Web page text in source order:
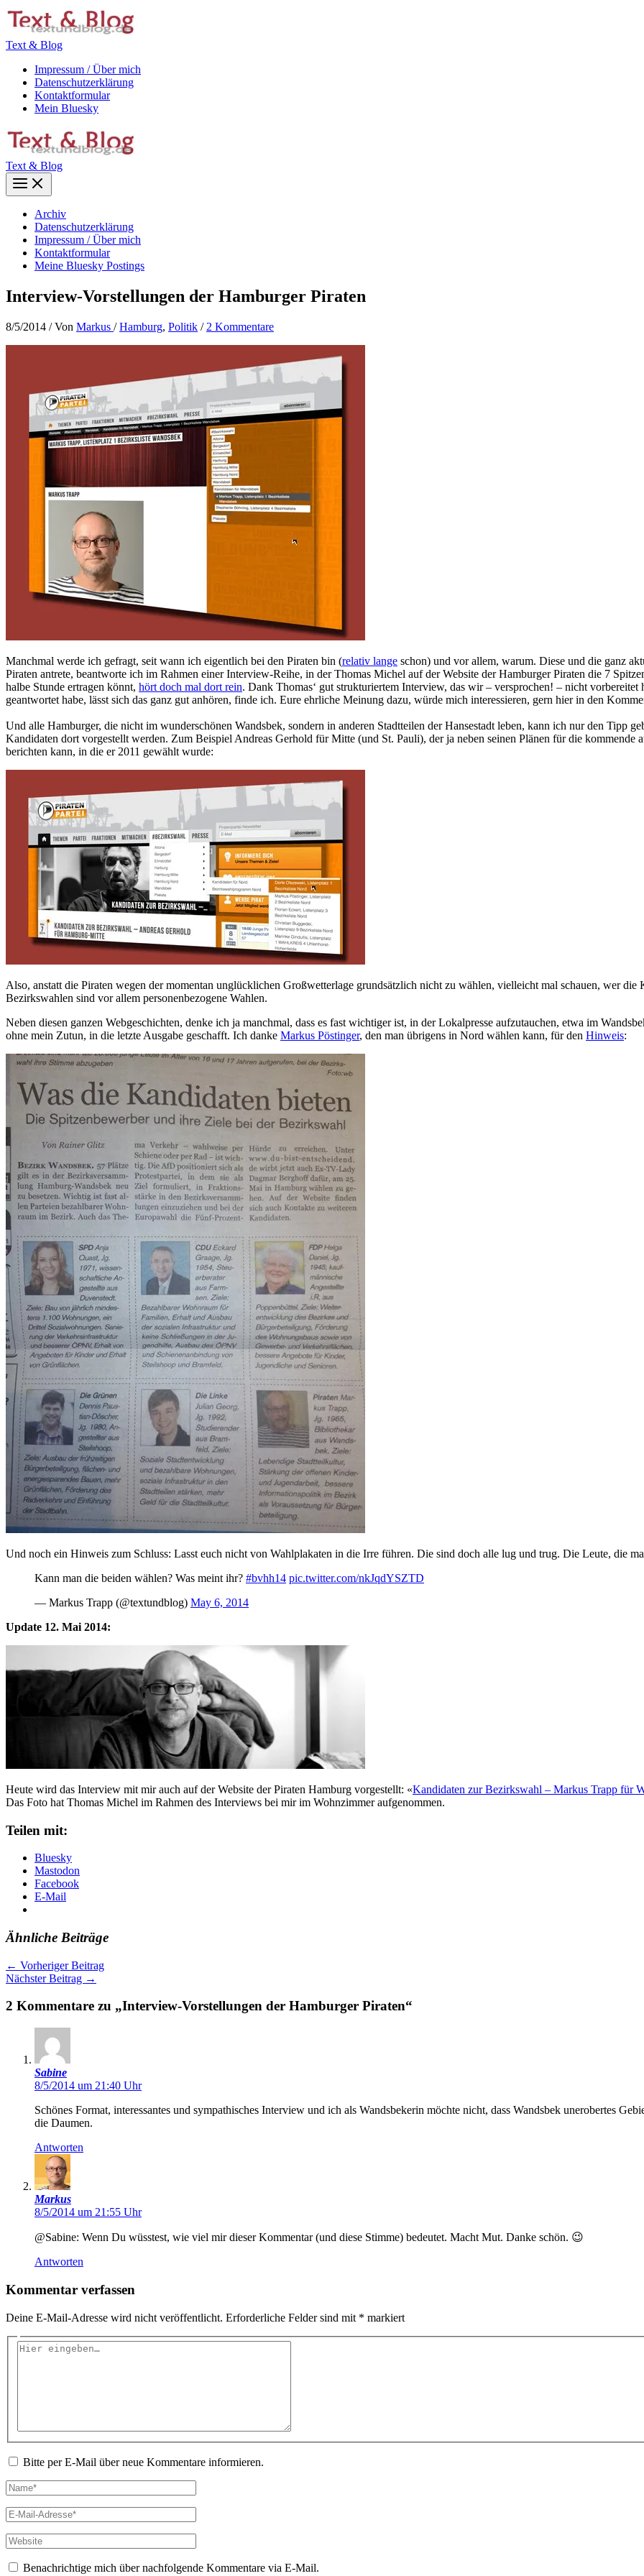
Zum
Inhalt
Text & Blog
Impressum / Über mich
Datenschutzerklärung
Kontaktformular
Mein Bluesky
Text & Blog
Main
Menu
Archiv
Datenschutzerklärung
Impressum / Über mich
Kontaktformular
Meine Bluesky Postings
Interview-Vorstellungen der Hamburger Piraten
8/5/2014 / Von Markus /Hamburg, Politik / 2 Kommentare
Manchmal werde ich gefragt, seit wann ich eigentlich bei den Piraten bin (relativ lange schon) und vor allem, warum. Diese und die ganz
Piraten antrete, beantworte ich im Rahmen einer Interview-Reihe, in der Thomas Michel auf der Website der Hamburger Piraten die 7
halbe Stunde ertragen könnt, hört doch mal dort rein. Dank Thomas‘ gut strukturiertem Interview, das wir – versprochen! – nicht
geantwortet habe, lässt sich das ganz gut anhören, finde ich. Eure ehrliche Meinung dazu, würde mich interessieren, gern hier in den
Und alle Hamburger, die nicht im wunderschönen Wandsbek, sondern in anderen Stadtteilen der Hansestadt leben, kann ich nur den Tipp
Kandidaten dort vorgestellt werden. Zum Beispiel Andreas Gerhold für Mitte (und St. Pauli), der ja neben seinen Plänen für die kommende
berichten kann, in die er 2011 gewählt wurde:
Also, anstatt die Piraten wegen der momentan unglücklichen Großwetterlage grundsätzlich nicht zu wählen, vielleicht mal schauen, wer
Bezirkswahlen sind vor allem personenbezogene Wahlen.
Neben diesen ganzen Webgeschichten, denke ich ja manchmal, dass es fast wichtiger ist, in der Lokalpresse aufzutauchen, etwa im
ohne mein Zutun, in die letzte Ausgabe geschafft. Ich danke Markus Pöstinger, den man übrigens in Nord wählen kann, für den Hinweis:
Und noch ein Hinweis zum Schluss: Lasst euch nicht von Wahlplakaten in die Irre führen. Die sind doch alle lug und trug. Die Leute, die
Kann man die beiden wählen? Was meint ihr? #bvhh14 pic.twitter.com/nkJqdYSZTD
— Markus Trapp (@textundblog) May 6, 2014
Update 12. Mai 2014:
Heute wird das Interview mit mir auch auf der Website der Piraten Hamburg vorgestellt: «Kandidaten zur Bezirkswahl – Markus Trapp für
Das Foto hat Thomas Michel im Rahmen des Interviews bei mir im Wohnzimmer aufgenommen.
Teilen mit:
Bluesky
Mastodon
Facebook
E-Mail
Ähnliche Beiträge
← Vorheriger Beitrag
Nächster Beitrag →
2 Kommentare zu „Interview-Vorstellungen der Hamburger Piraten“
Sabine
8/5/2014 um 21:40 Uhr
Schönes Format, interessantes und sympathisches Interview und ich als Wandsbekerin möchte nicht, dass Wandsbek unerobertes
die Daumen.
Antworten
Markus
8/5/2014 um 21:55 Uhr
@Sabine: Wenn Du wüsstest, wie viel mir dieser Kommentar (und diese Stimme) bedeutet. Macht Mut. Danke schön. 😉
Antworten
Kommentar verfassen
Deine E-Mail-Adresse wird nicht veröffentlicht. Erforderliche Felder sind mit * markiert
Hier
Bitte per E-Mail über neue Kommentare informieren.
Name*
E-
Mail-
Adresse*
Website
Benachrichtige mich über nachfolgende Kommentare via E-Mail.